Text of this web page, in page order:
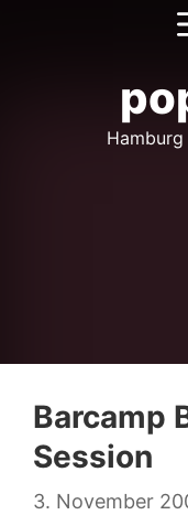
Barcamp
Session
3. November